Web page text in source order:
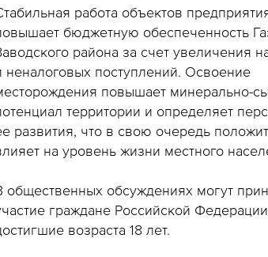
работа объектов
бюджетную обеспеченность
района за счет увеличения
неналоговых поступлений. Освоение
повышает минерально-
территории и определяет
развития, что в свою очередь
на уровень жизни местного
общественных обсуждениях могут
граждане Российской
возраста 18 лет.